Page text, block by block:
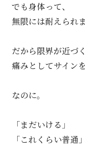
でも身体って、
無限には耐えられ
だから限界が近づく
痛みとしてサイン
なのに。
「まだいける」
「これくらい普通」